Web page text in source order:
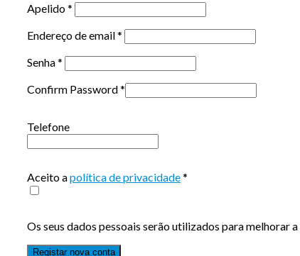
Apelido*
Endereço de email*
Senha*
Confirm Password*
Telefone
Aceito apolítica de privacidade*
Os seus dados pessoais serão utilizados para melhorar
Registar nova conta